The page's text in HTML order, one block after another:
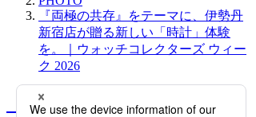
『両極の共存』をテーマに、伊勢丹
新宿店が贈る新しい「時計」体験
を。｜ウォッチコレクターズ ウィー
ク 2026
『両極の共存』をテーマ